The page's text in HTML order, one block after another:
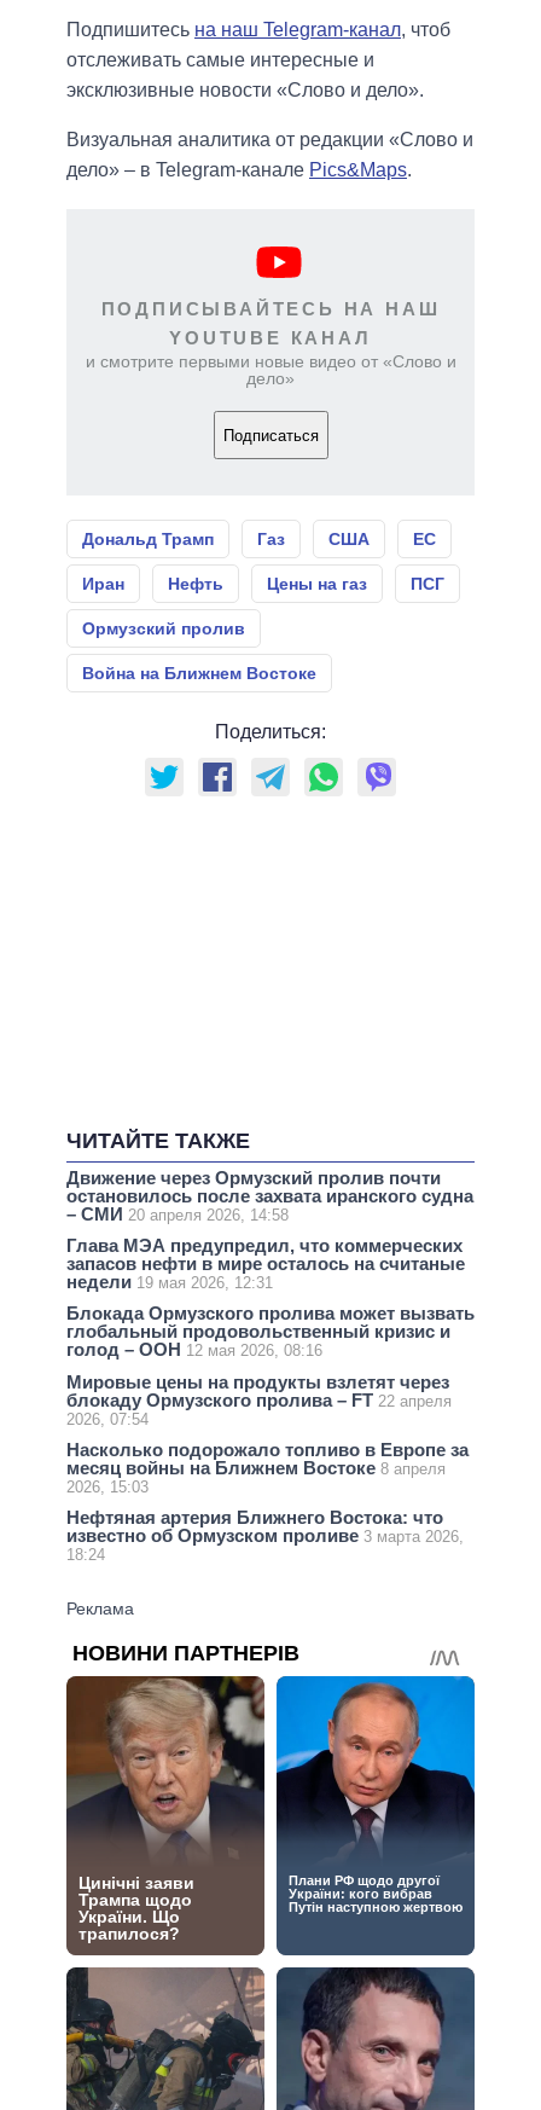
Подпишитесь на наш Telegram-канал, чтоб
отслеживать самые интересные и
эксклюзивные новости «Слово и дело».
Визуальная аналитика от редакции «Слово и
дело» – в Telegram-канале Pics&Maps.
ПОДПИСЫВАЙТЕСЬ НА НАШ
YOUTUBE КАНАЛ
и смотрите первыми новые видео от «Слово и
дело»
Подписаться
Дональд Трамп Газ США ЕС
Иран Нефть Цены на газ ПСГ
Ормузский пролив
Война на Ближнем Востоке
Поделиться:
ЧИТАЙТЕ ТАКЖЕ
Движение через Ормузский пролив почти
остановилось после захвата иранского судна
– СМИ 20 апреля 2026, 14:58
Глава МЭА предупредил, что коммерческих
запасов нефти в мире осталось на считаные
недели 19 мая 2026, 12:31
Блокада Ормузского пролива может вызвать
глобальный продовольственный кризис и
голод – ООН 12 мая 2026, 08:16
Мировые цены на продукты взлетят через
блокаду Ормузского пролива – FT 22 апреля
2026, 07:54
Насколько подорожало топливо в Европе за
месяц войны на Ближнем Востоке 8 апреля
2026, 15:03
Нефтяная артерия Ближнего Востока: что
известно об Ормузском проливе 3 марта 2026,
18:24